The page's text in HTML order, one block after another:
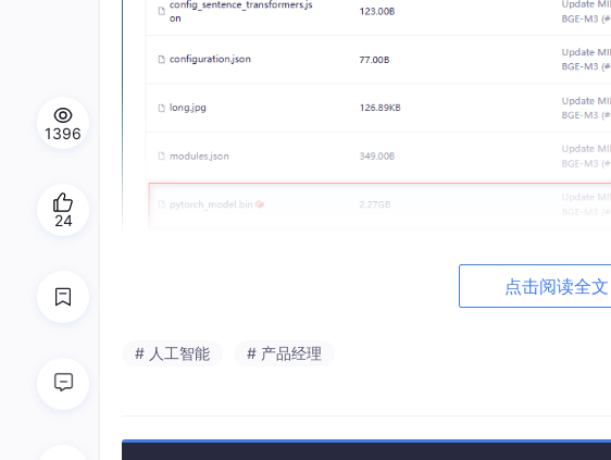
模型文件文件大小是2.3GB，CPU也可以跑通，或者显存 >=4GB
Q：pip install gensim 时一直报错
点击阅读全文
# 人工智能 # 产品经理
1396
24